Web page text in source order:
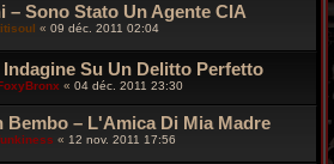
– Sono Stato Un Agente CIA
« 09 déc. 2011 02:04
Su Un Delitto Perfetto
« 04 déc. 2011 23:30
Bembo – L'Amica Di Mia Madre
« 12 nov. 2011 17:56